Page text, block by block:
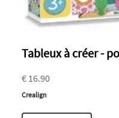
Tableux à créer -
€ 16.90
Crealign